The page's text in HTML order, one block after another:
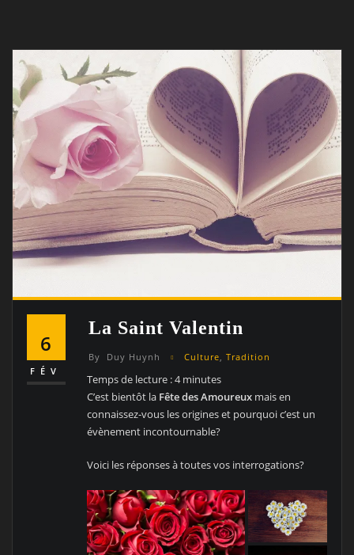
6
FÉV
La Saint Valentin
By Duy Huynh Culture, Tradition
Temps de lecture :4 minutes
C’est bientôt la Fête des Amoureux mais en
connaissez-vous les origines et pourquoi c’est un
évènement incontournable?
Voici les réponses à toutes vos interrogations?